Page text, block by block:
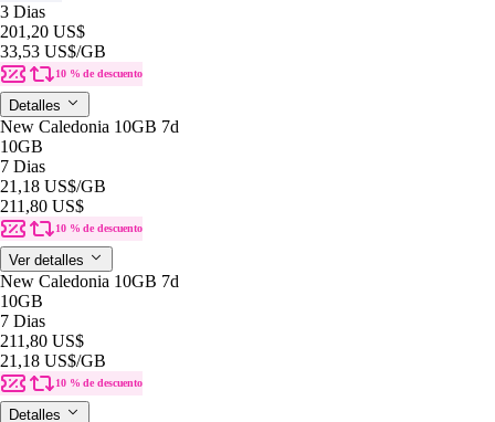
3 Dias
201,20 US$
33,53 US$/GB
10 % de descuento
Detalles
New Caledonia 10GB 7d
10GB
7 Dias
21,18 US$/GB
211,80 US$
10 % de descuento
Ver detalles
New Caledonia 10GB 7d
10GB
7 Dias
211,80 US$
21,18 US$/GB
10 % de descuento
Detalles